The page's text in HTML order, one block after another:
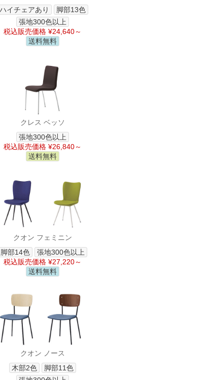
ハイチェアあり
脚部13色
張地300色以上
税込販売価格 ¥24,640～
送料無料
クレス ベッソ
張地300色以上
税込販売価格 ¥26,840～
送料無料
クオン フェミニン
脚部14色
張地300色以上
税込販売価格 ¥27,220～
送料無料
クオン ノース
木部2色
脚部11色